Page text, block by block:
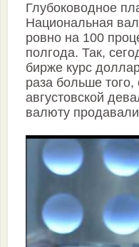
Глубоководное
Национальная
ровно на 100
полгода. Так,
бирже курс
раза больше того,
августовской
валюту